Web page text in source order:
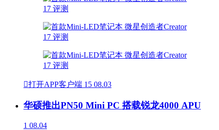
打开APP客户端 15 08.03
华硕推出PN50 Mini PC 搭载锐龙4000 APU
1 08.04